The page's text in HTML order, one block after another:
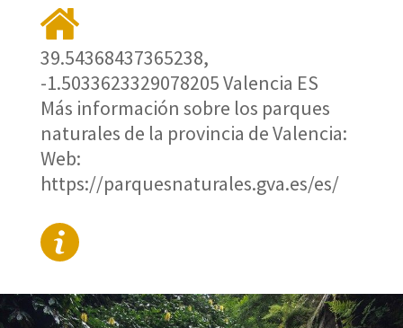
39.54368437365238,
-1.5033623329078205 Valencia ES
Más información sobre los parques
naturales de la provincia de Valencia:
Web:
https://parquesnaturales.gva.es/es/